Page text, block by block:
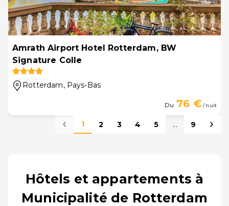
Amrath Airport Hotel Rotterdam, BW
Signature Colle
Rotterdam, Pays-Bas
Du 76 €/ nuit
1 2 3 4 5 ... 9
Hôtels et appartements à
Municipalité de Rotterdam